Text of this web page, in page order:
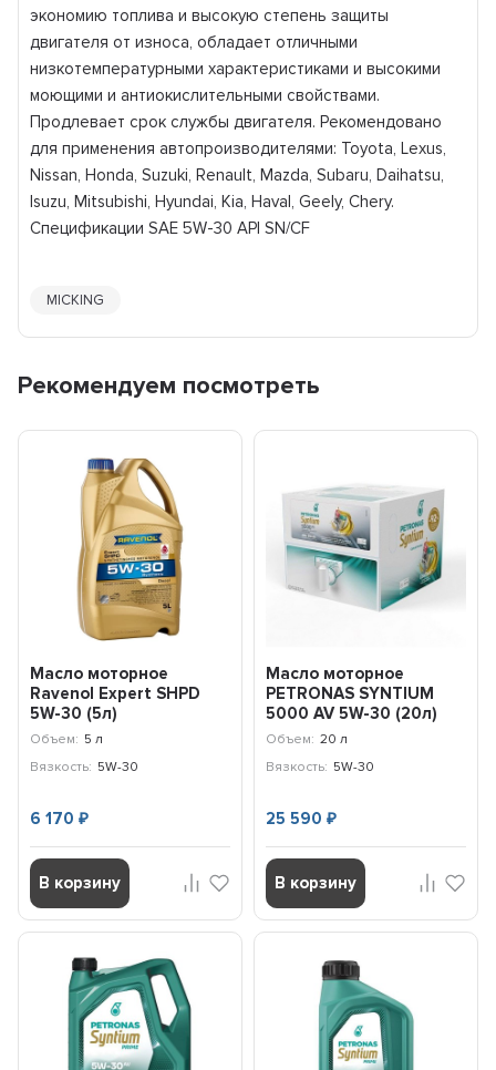
экономию топлива и высокую степень защиты
двигателя от износа, обладает отличными
низкотемпературными характеристиками и высокими
моющими и антиокислительными свойствами.
Продлевает срок службы двигателя. Рекомендовано
для применения автопроизводителями: Toyota, Lexus,
Nissan, Honda, Suzuki, Renault, Mazda, Subaru, Daihatsu,
Isuzu, Mitsubishi, Hyundai, Kia, Haval, Geely, Chery.
Спецификации SAE 5W-30 API SN/CF
MICKING
Рекомендуем посмотреть
Масло моторное
Ravenol Expert SHPD
5W-30 (5л)
112110400501999
Объем: 5 л
Вязкость: 5W-30
6 170₽
В корзину
Масло моторное
PETRONAS SYNTIUM
5000 AV 5W-30 (20л)
70950RY1EU
Объем: 20 л
Вязкость: 5W-30
25 590 ₽
В корзину